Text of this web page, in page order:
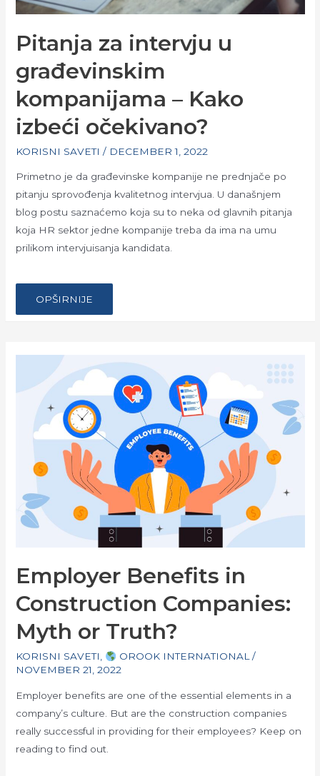
Pitanja za intervju u
građevinskim
kompanijama – Kako
izbeći očekivano?
KORISNI SAVETI / DECEMBER 1, 2022
Primetno je da građevinske kompanije ne prednjače po
pitanju sprovođenja kvalitetnog intervjua. U današnjem
blog postu saznaćemo koja su to neka od glavnih pitanja
koja HR sektor jedne kompanije treba da ima na umu
prilikom intervjuisanja kandidata.
…
PITANJA
ZA
INTERVJU
KAKO
IZBEĆI
OČEKIVANO?
OPŠIRNIJE
Employer Benefits in
Construction Companies:
Myth or Truth?
KORISNI SAVETI, OROOK INTERNATIONAL/
NOVEMBER 21, 2022
Employer benefits are one of the essential elements in a
company’s culture. But are the construction companies
really successful in providing for their employees? Keep on
reading to find out.